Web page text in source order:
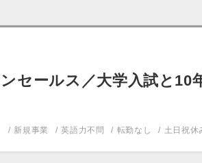
セールス／大学入試と10
新規事業 英語力不問 転勤なし 土日祝休